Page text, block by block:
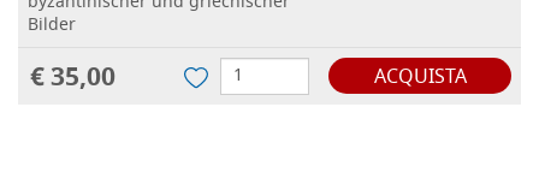
Bilder
€ 35,00 ACQUISTA